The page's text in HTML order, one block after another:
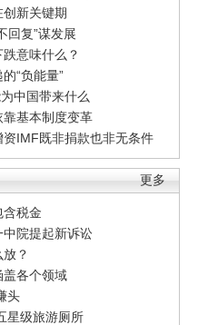
新关键期
回复”谋发展
意味什么？
“负能量”
中国带来什么
基本制度变革
IMF既非捐款也非无条件
更多
含税金
院提起新诉讼
？
盖各个领域
头
星级旅游厕所